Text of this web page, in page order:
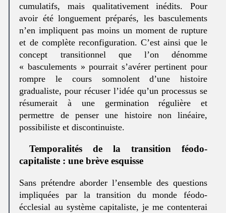
cumulatifs, mais qualitativement inédits. Pour
avoir été longuement préparés, les basculements
n’en impliquent pas moins un moment de rupture
et de complète reconfiguration. C’est ainsi que le
concept transitionnel que l’on dénomme
« basculements » pourrait s’avérer pertinent pour
rompre le cours somnolent d’une histoire
gradualiste, pour récuser l’idée qu’un processus se
résumerait à une germination régulière et
permettre de penser une histoire non linéaire,
possibiliste et discontinuiste.
Temporalités de la transition féodo-
capitaliste : une brève esquisse
Sans prétendre aborder l’ensemble des questions
impliquées par la transition du monde féodo-
écclesial au système capitaliste, je me contenterai